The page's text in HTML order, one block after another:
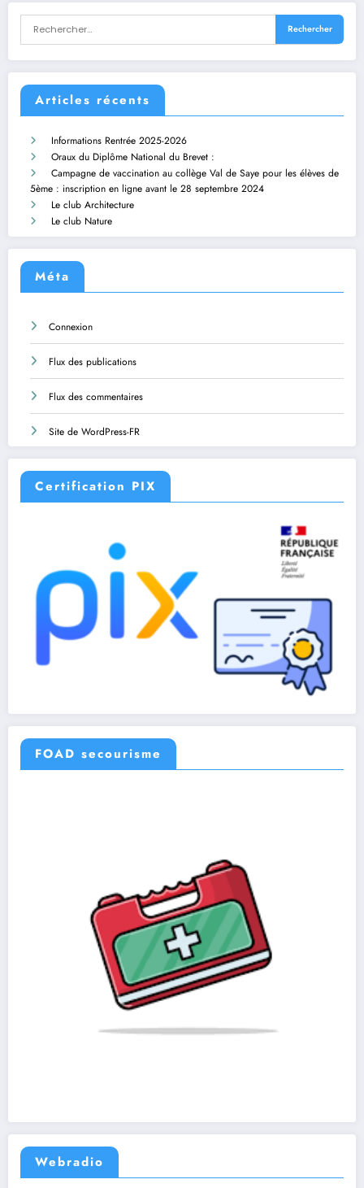
Articles récents
Informations Rentrée 2025-2026
Oraux du Diplôme National du Brevet :
Campagne de vaccination au collège Val de Saye pour les élèves de
5ème : inscription en ligne avant le 28 septembre 2024
Le club Architecture
Le club Nature
Méta
Connexion
Flux des publications
Flux des commentaires
Site de WordPress-FR
Certification PIX
FOAD secourisme
Webradio